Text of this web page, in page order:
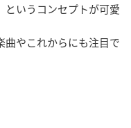
いうコンセプトが可愛
曲やこれからにも注目で